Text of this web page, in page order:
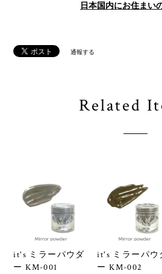
日本国内にお住まい
通報する
Related
it's ミラーパウダ
ー KM-001
it's ミラーパウ
ー KM-002